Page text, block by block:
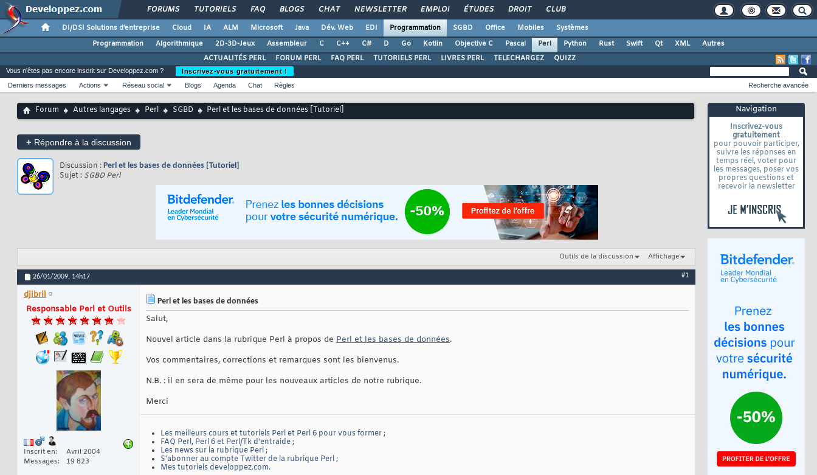
FORUMS TUTORIELS FAQ BLOGS CHAT NEWSLETTER EMPLOI ÉTUDES DROIT CLUB
DI/DSI Solutions d'entreprise Cloud IA ALM Microsoft Java Dév. Web EDI Programmation SGBD Office Mobiles
Systèmes
Programmation
Algorithmique 2D-3D-Jeux Assembleur C C++ C# D Go Kotlin Objective C Pascal Perl Python Rust Swift Qt XML
Autres
ACTUALITÉS PERL
FORUM PERL FAQ PERL TUTORIELS PERL LIVRES PERL TELECHARGEZ QUIZZ
Navigation
Inscrivez-vous
gratuitement
pour pouvoir participer,
suivre les réponses en
temps réel, voter pour
les messages, poser vos
propres questions et
recevoir la newsletter
Vous n'êtes pas encore inscrit sur Developpez.com ?
Inscrivez-vous gratuitement !
Derniers messages
Actions Réseau social Blogs Agenda Chat Règles Recherche avancée
Forum Autres langages Perl SGBD Perl et les bases de données [Tutoriel]
+ Répondre à la discussion
Discussion : Perl et les bases de données [Tutoriel]
Sujet : SGBD Perl
Outils de la discussion Affichage
26/01/2009, 14h17 #1
djibril
Responsable Perl et Outils
Inscrit en
Avril 2004
Messages
19 823
Perl et les bases de données
Salut,
Nouvel article dans la rubrique Perl à propos de Perl et les bases de données.
Vos commentaires, corrections et remarques sont les bienvenus.
N.B. : il en sera de même pour les nouveaux articles de notre rubrique.
Merci
Les meilleurs cours et tutoriels Perl et Perl 6 pour vous former;
FAQ Perl, Perl 6 et Perl/Tk d'entraide;
Les news sur la rubrique Perl;
S'abonner au compte Twitter de la rubrique Perl;
Mes tutoriels developpez.com.